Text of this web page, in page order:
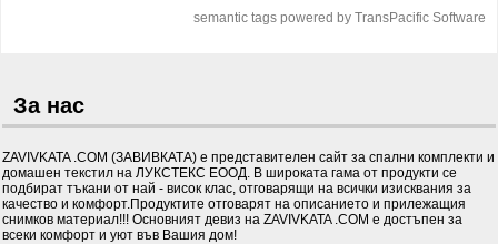
semantic tags powered by TransPacific Software
За нас
ZAVIVKATA .COM (ЗАВИВКАТА) е представителен сайт за спални комплекти и
домашен текстил на ЛУКСТЕКС ЕООД. В широката гама от продукти се
подбират тъкани от най - висок клас, отговарящи на всички изисквания за
качество и комфорт.Продуктите отговарят на описанието и прилежащия
снимков материал!!! Основният девиз на ZAVIVKATA .COM е достъпен за
всеки комфорт и уют във Вашия дом!